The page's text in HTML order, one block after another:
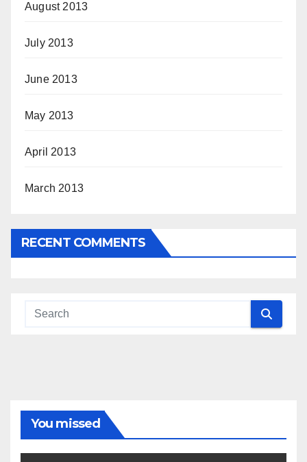
August 2013
July 2013
June 2013
May 2013
April 2013
March 2013
RECENT COMMENTS
You missed